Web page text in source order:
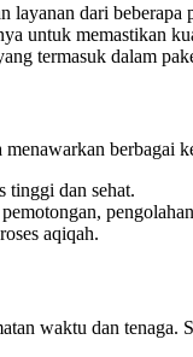
layanan dari
untuk memastikan
termasuk dalam
menawarkan berbagai
tinggi dan sehat.
aqiqah.
waktu dan